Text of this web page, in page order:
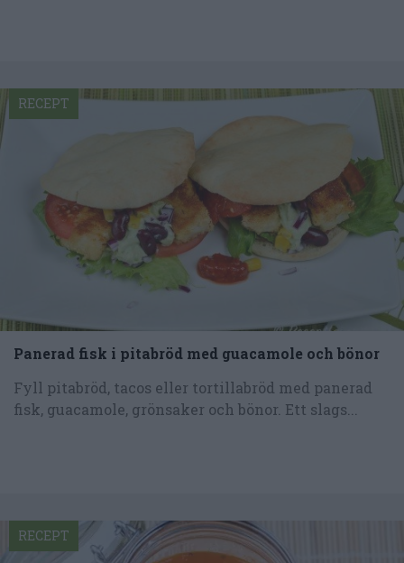
Panerad fisk i pitabröd med guacamole och bönor
Fyll pitabröd, tacos eller tortillabröd med panerad
fisk, guacamole, grönsaker och bönor. Ett slags...
RECEPT
RECEPT